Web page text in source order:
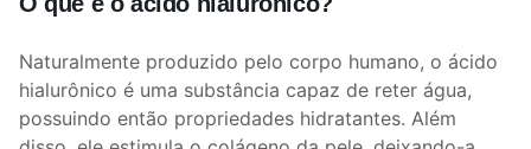
Naturalmente produzido pelo corpo humano, o ácido
hialurônico é uma substância capaz de reter água,
possuindo então propriedades hidratantes. Além